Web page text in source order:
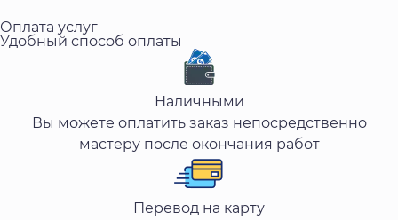
Оплата услуг
Удобный способ оплаты
Наличными
Вы можете оплатить заказ непосредственно
мастеру после окончания работ
Перевод на карту